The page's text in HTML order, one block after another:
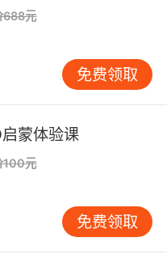
688元
免费领取
蒙体验课
100元
免费领取